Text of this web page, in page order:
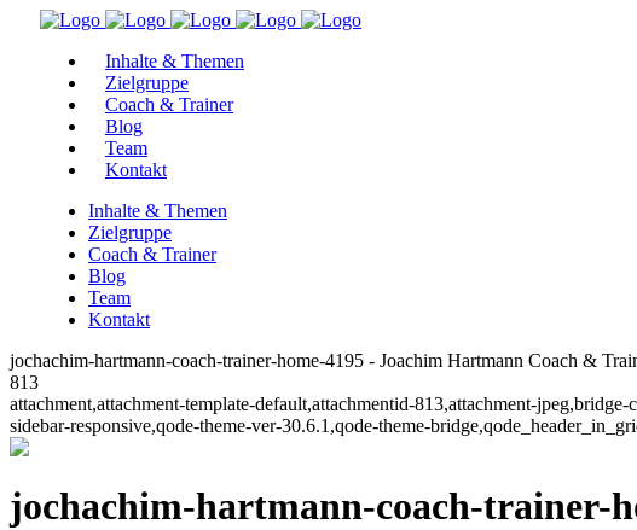
Inhalte & Themen
Zielgruppe
Coach & Trainer
Blog
Team
Kontakt
Inhalte & Themen
Zielgruppe
Coach & Trainer
Blog
Team
Kontakt
jochachim-hartmann-coach-trainer-home-4195 - Joachim Hartmann Coach &
813
attachment,attachment-template-default,attachmentid-813,attachment-
sidebar-responsive,qode-theme-ver-30.6.1,qode-theme-
jochachim-hartmann-coach-trainer-